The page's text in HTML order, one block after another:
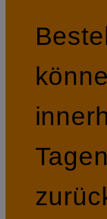
Tagen